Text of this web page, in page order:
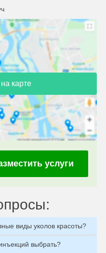
карте
услуги
виды уколов красоты?
выбрать?